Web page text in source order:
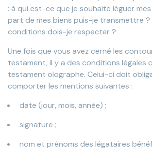
: à qui est-ce que je souhaite léguer
part de mes biens puis-je transmettre ?
conditions dois-je respecter ?
Une fois que vous avez cerné les
testament, il y a des conditions légales
testament olographe. Celui-ci doit
comporter les mentions suivantes :
date (jour, mois, année) ;
signature ;
nom et prénoms des légataires